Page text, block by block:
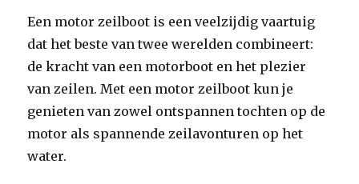
Een motor zeilboot is een veelzijdig vaartuig
dat het beste van twee werelden combineert:
de kracht van een motorboot en het plezier
van zeilen. Met een motor zeilboot kun je
genieten van zowel ontspannen tochten op de
motor als spannende zeilavonturen op het
water.